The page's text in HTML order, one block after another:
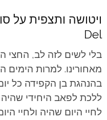
Del
בלי לשים לזה לב, החצי
מאחורינו. למרות הימים
בהנהגת בן הקפידה כל
ללכת לפאב היחידי שהיה
לחיי היום שהיה ולחיי